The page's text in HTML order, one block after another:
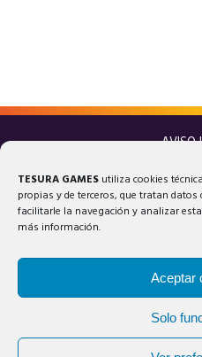
TESURA GAMES utiliza cookies
propias y de terceros, que tratan
facilitarle la navegación y analizar
más información.
Aceptar
Solo
AVISO
POLÍTICA
© 2025 Tesura Games®.